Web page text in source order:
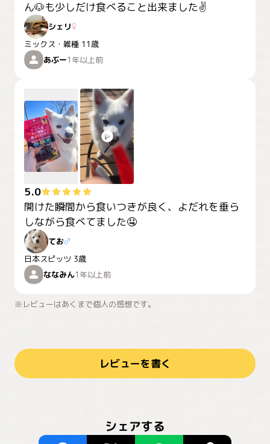
ん🐶も少しだけ食べること出来ました✌️
シェリ♀
ミックス・雑種 11歳
あぶー1年以上前
5.0
開けた瞬間から食いつきが良く、よだれを垂ら
てお♂
日本スピッツ 3歳
ななみん1年以上前
※レビューはあくまで個人の感想です。
レビューを書く
シェアする